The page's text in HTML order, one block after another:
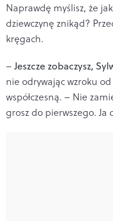
Naprawdę myślisz, że
dziewczynę znikąd?
kręgach.
– Jeszcze zobaczysz,
nie odrywając wzroku
współczesną. – Nie
grosz do pierwszego. Ja